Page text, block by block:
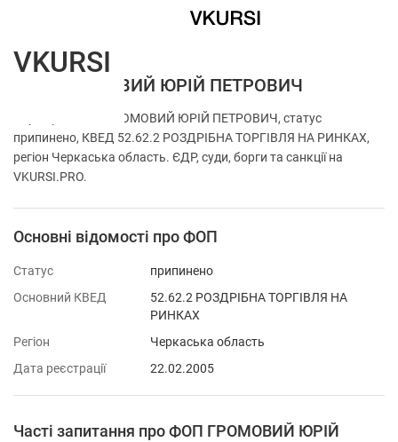
ФОП ГРОМОВИЙ ЮРІЙ ПЕТРОВИЧ
Перевірка ФОП ГРОМОВИЙ ЮРІЙ ПЕТРОВИЧ, статус
припинено, КВЕД 52.62.2 РОЗДРІБНА ТОРГІВЛЯ НА РИНКАХ,
регіон Черкаська область. ЄДР, суди, борги та санкції на
VKURSI.PRO.
Основні відомості про ФОП
Статус
припинено
Основний КВЕД
52.62.2 РОЗДРІБНА ТОРГІВЛЯ НА
РИНКАХ
Регіон
Черкаська область
Дата реєстрації
22.02.2005
Часті запитання про ФОП ГРОМОВИЙ ЮРІЙ
VKURSI